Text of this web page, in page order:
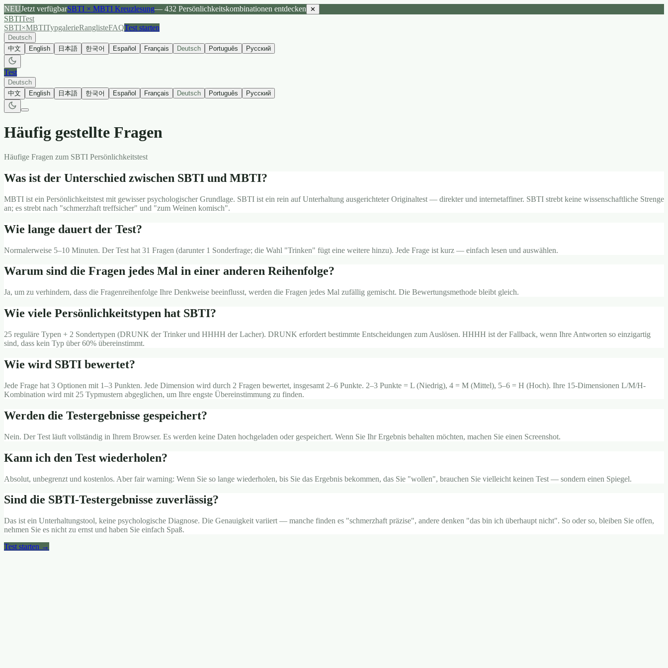
NEUJetzt verfügbarSBTI × MBTI Kreuzlesung— 432 Persönlichkeitskombinationen entdecken ✕
SBTITest
SBTI×MBTITypgalerieRanglisteFAQTest starten
Deutsch
中文
English 日本語 한국어 Español Français Deutsch Português Русский
Test
Deutsch
中文
English 日本語 한국어 Español Français Deutsch Português Русский
Häufig gestellte Fragen
Häufige Fragen zum SBTI Persönlichkeitstest
Was ist der Unterschied zwischen SBTI und MBTI?
MBTI ist ein Persönlichkeitstest mit gewisser psychologischer Grundlage. SBTI ist ein rein auf Unterhaltung ausgerichteter Originaltest — direkter und internetaffiner. SBTI strebt keine wissenschaftliche Strenge
an; es strebt nach "schmerzhaft treffsicher" und "zum Weinen komisch".
Wie lange dauert der Test?
Normalerweise 5–10 Minuten. Der Test hat 31 Fragen (darunter 1 Sonderfrage; die Wahl "Trinken" fügt eine weitere hinzu). Jede Frage ist kurz — einfach lesen und auswählen.
Warum sind die Fragen jedes Mal in einer anderen Reihenfolge?
Ja, um zu verhindern, dass die Fragenreihenfolge Ihre Denkweise beeinflusst, werden die Fragen jedes Mal zufällig gemischt. Die Bewertungsmethode bleibt gleich.
Wie viele Persönlichkeitstypen hat SBTI?
25 reguläre Typen + 2 Sondertypen (DRUNK der Trinker und HHHH der Lacher). DRUNK erfordert bestimmte Entscheidungen zum Auslösen. HHHH ist der Fallback, wenn Ihre Antworten so einzigartig
sind, dass kein Typ über 60% übereinstimmt.
Wie wird SBTI bewertet?
Jede Frage hat 3 Optionen mit 1–3 Punkten. Jede Dimension wird durch 2 Fragen bewertet, insgesamt 2–6 Punkte. 2–3 Punkte = L (Niedrig), 4 = M (Mittel), 5–6 = H (Hoch). Ihre 15-Dimensionen L/M/H-
Kombination wird mit 25 Typmustern abgeglichen, um Ihre engste Übereinstimmung zu finden.
Werden die Testergebnisse gespeichert?
Nein. Der Test läuft vollständig in Ihrem Browser. Es werden keine Daten hochgeladen oder gespeichert. Wenn Sie Ihr Ergebnis behalten möchten, machen Sie einen Screenshot.
Kann ich den Test wiederholen?
Absolut, unbegrenzt und kostenlos. Aber fair warning: Wenn Sie so lange wiederholen, bis Sie das Ergebnis bekommen, das Sie "wollen", brauchen Sie vielleicht keinen Test — sondern einen Spiegel.
Sind die SBTI-Testergebnisse zuverlässig?
Das ist ein Unterhaltungstool, keine psychologische Diagnose. Die Genauigkeit variiert — manche finden es "schmerzhaft präzise", andere denken "das bin ich überhaupt nicht". So oder so, bleiben Sie offen,
nehmen Sie es nicht zu ernst und haben Sie einfach Spaß.
Test starten →